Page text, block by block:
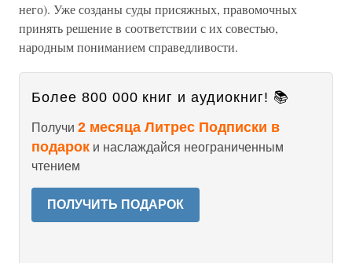
него). Уже созданы суды присяжных, правомочных
принять решение в соответствии с их совестью,
народным пониманием справедливости.
Более 800 000 книг и аудиокниг! 📚
Получи 2 месяца Литрес Подписки в
подарок и наслаждайся неограниченным
чтением
ПОЛУЧИТЬ ПОДАРОК